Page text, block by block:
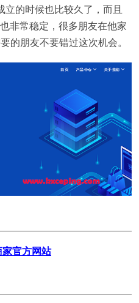
的时候也比较久了，而且
非常稳定，很多朋友在他家
的朋友不要错过这次机会。
官方网站